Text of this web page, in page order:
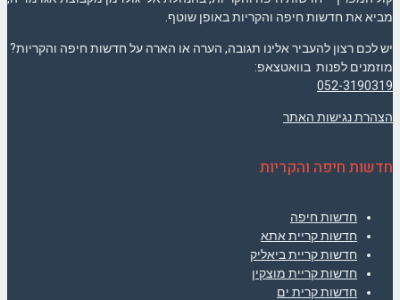
מביא את חדשות חיפה והקריות באופן שוטף.
יש לכם רצון להעביר אלינו תגובה, הערה או הארה על חדשות חיפה והקריות?
מוזמנים לפנות בוואטצאפ:
052-3190319
הצהרת נגישות האתר
חדשות חיפה והקריות
חדשות חיפה
חדשות קריית אתא
חדשות קריית ביאליק
חדשות קריית מוצקין
חדשות קרית ים